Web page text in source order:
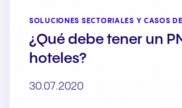
SOLUCIONES SECTORIALES Y CASOS
¿Qué debe tener un
hoteles?
30.07.2020